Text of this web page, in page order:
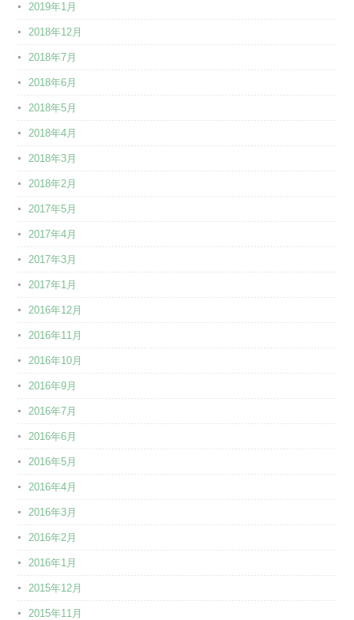
2019年1月
2018年12月
2018年7月
2018年6月
2018年5月
2018年4月
2018年3月
2018年2月
2017年5月
2017年4月
2017年3月
2017年1月
2016年12月
2016年11月
2016年10月
2016年9月
2016年7月
2016年6月
2016年5月
2016年4月
2016年3月
2016年2月
2016年1月
2015年12月
2015年11月